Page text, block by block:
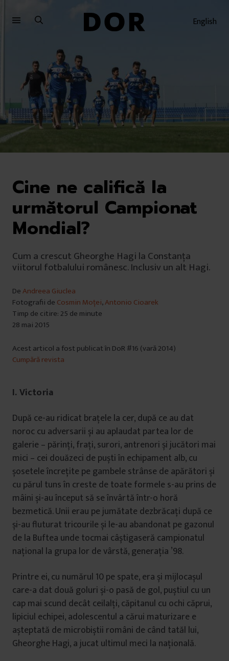
English
Cine ne califică la
următorul Campionat
Mondial?
Cum a crescut Gheorghe Hagi la Constanţa
viitorul fotbalului românesc. Inclusiv un alt Hagi.
DeAndreea Giuclea
Fotografii de Cosmin Moței,Antonio Cioarek
Timp de citire: 25 de minute
28 mai 2015
Acest articol a fost publicat în DoR #16 (vară 2014)
Cumpără revista
I. Victoria
După ce-au ridicat brațele la cer, după ce au dat
noroc cu adversarii și au aplaudat partea lor de
galerie – părinți, frați, surori, antrenori și jucători mai
mici – cei douăzeci de puști în echipament alb, cu
șosetele încrețite pe gambele strânse de apărători și
cu părul tuns în creste de toate formele s-au prins de
mâini și-au început să se învârtă într-o horă
bezmetică. Unii erau pe jumătate dezbrăcați după ce
și-au fluturat tricourile și le-au abandonat pe gazonul
de la Buftea unde tocmai câștigaseră campionatul
național la grupa lor de vârstă, generația ’98.
Printre ei, cu numărul 10 pe spate, era și mijlocașul
care-a dat două goluri și-o pasă de gol, puștiul cu un
cap mai scund decât ceilalți, căpitanul cu ochi căprui,
lipiciul echipei, adolescentul a cărui maturizare e
așteptată de microbiștii români de când tatăl lui,
Gheorghe Hagi, a jucat ultimul meci la națională.